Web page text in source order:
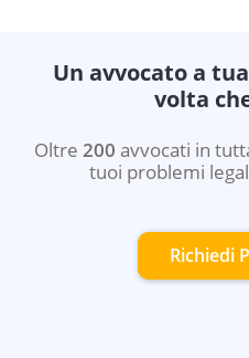
Un avvocato a
volta
Oltre 200 avvocati in
tuoi problemi
Richiedi